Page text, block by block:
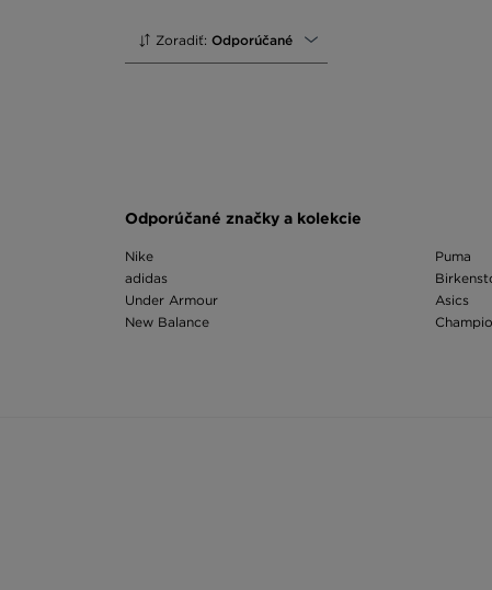
Zoradiť: Odporúčané
Odporúčané značky a kolekcie
Nike
adidas
Under Armour
New Balance
Puma
Asics